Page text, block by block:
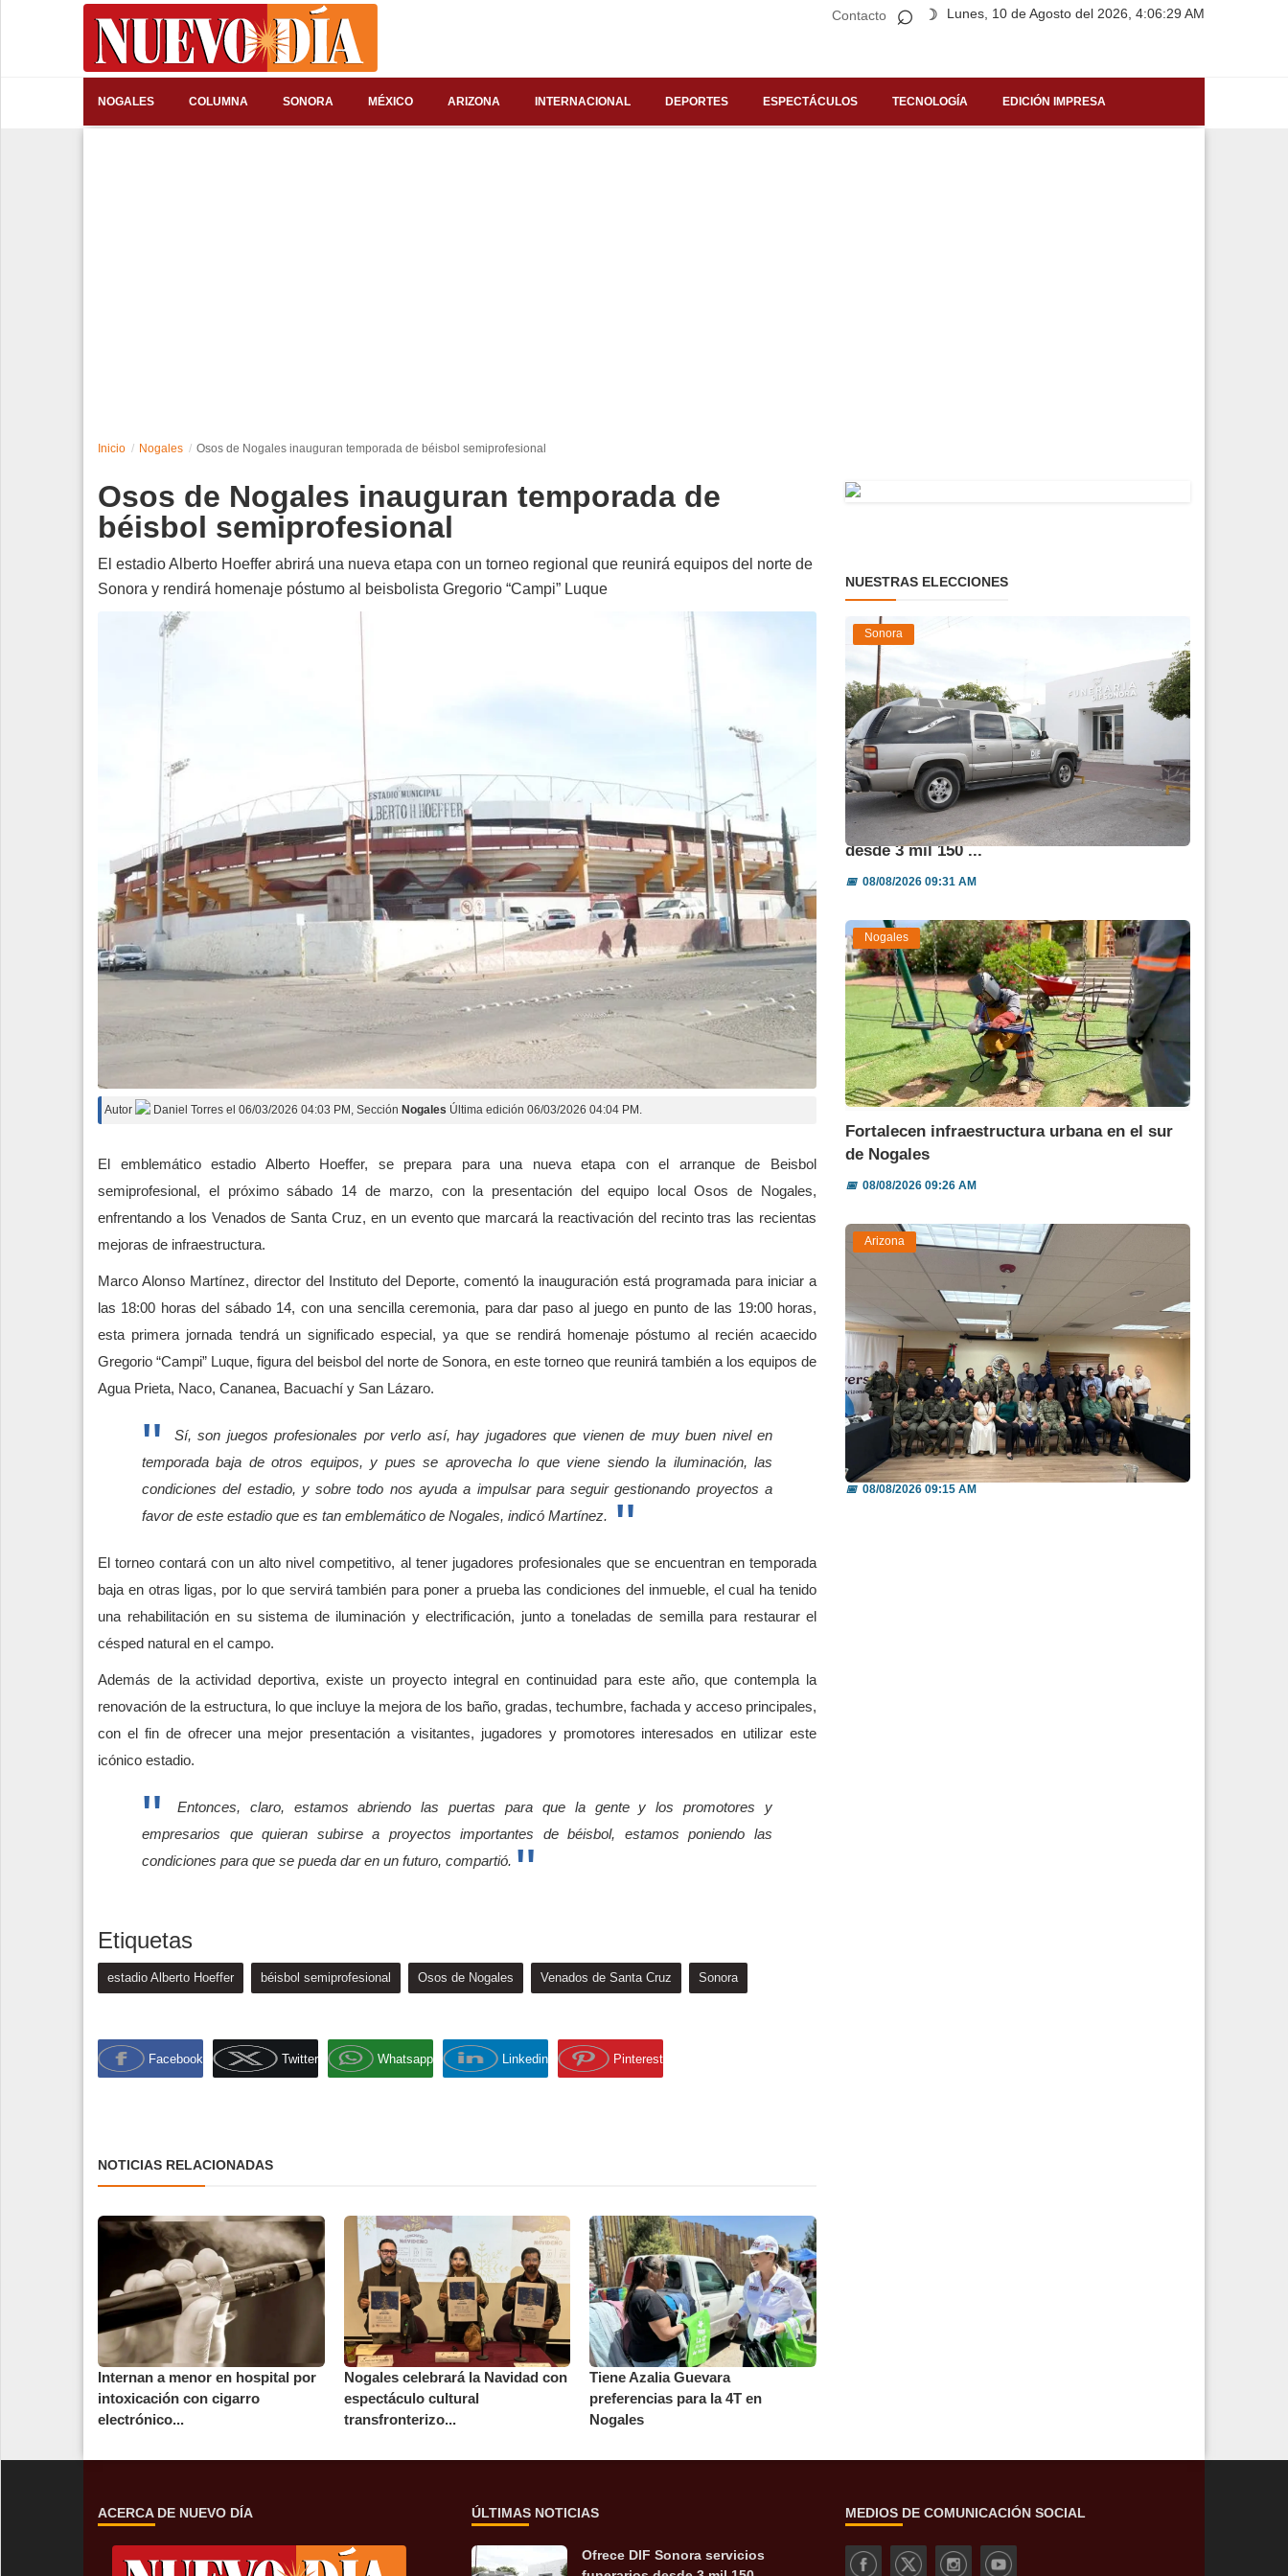
Contacto Lunes, 10 de Agosto del 2026, 4:06:29 AM
⌕ ☽
NOGALES COLUMNA SONORA MÉXICO ARIZONA INTERNACIONAL DEPORTES ESPECTÁCULOS TECNOLOGÍA EDICIÓN IMPRESA
Edición Impresa
Inicio Nogales Osos de Nogales inauguran temporada de béisbol semiprofesional
Osos de Nogales inauguran temporada de
béisbol semiprofesional
El estadio Alberto Hoeffer abrirá una nueva etapa con un torneo regional que reunirá equipos del norte de
Sonora y rendirá homenaje póstumo al beisbolista Gregorio “Campi” Luque
Autor Daniel Torres el 06/03/2026 04:03 PM , Sección Nogales Última edición 06/03/2026 04:04 PM.
El emblemático estadio Alberto Hoeffer, se prepara para una nueva etapa con el arranque de Beisbol
semiprofesional, el próximo sábado 14 de marzo, con la presentación del equipo local Osos de Nogales,
enfrentando a los Venados de Santa Cruz, en un evento que marcará la reactivación del recinto tras las recientas
mejoras de infraestructura.
Marco Alonso Martínez, director del Instituto del Deporte, comentó la inauguración está programada para iniciar a
las 18:00 horas del sábado 14, con una sencilla ceremonia, para dar paso al juego en punto de las 19:00 horas,
esta primera jornada tendrá un significado especial, ya que se rendirá homenaje póstumo al recién acaecido
Gregorio “Campi” Luque, figura del beisbol del norte de Sonora, en este torneo que reunirá también a los equipos de
Agua Prieta, Naco, Cananea, Bacuachí y San Lázaro.
Sí, son juegos profesionales por verlo así, hay jugadores que vienen de muy buen nivel en
temporada baja de otros equipos, y pues se aprovecha lo que viene siendo la iluminación, las
condiciones del estadio, y sobre todo nos ayuda a impulsar para seguir gestionando proyectos a
favor de este estadio que es tan emblemático de Nogales, indicó Martínez.
El torneo contará con un alto nivel competitivo, al tener jugadores profesionales que se encuentran en temporada
baja en otras ligas, por lo que servirá también para poner a prueba las condiciones del inmueble, el cual ha tenido
una rehabilitación en su sistema de iluminación y electrificación, junto a toneladas de semilla para restaurar el
césped natural en el campo.
Además de la actividad deportiva, existe un proyecto integral en continuidad para este año, que contempla la
renovación de la estructura, lo que incluye la mejora de los baño, gradas, techumbre, fachada y acceso principales,
con el fin de ofrecer una mejor presentación a visitantes, jugadores y promotores interesados en utilizar este
icónico estadio.
Entonces, claro, estamos abriendo las puertas para que la gente y los promotores y
empresarios que quieran subirse a proyectos importantes de béisbol, estamos poniendo las
condiciones para que se pueda dar en un futuro, compartió.
Etiquetas
estadio Alberto Hoeffer béisbol semiprofesional Osos de Nogales Venados de Santa Cruz Sonora
Facebook Twitter Whatsapp Linkedin Pinterest
NOTICIAS RELACIONADAS
Internan a menor en hospital por
intoxicación con cigarro
electrónico...
Nogales celebrará la Navidad con
espectáculo cultural
transfronterizo...
Tiene Azalia Guevara
preferencias para la 4T en
Nogales
NUESTRAS ELECCIONES
Sonora
Ofrece DIF Sonora servicios funerarios
desde 3 mil 150 ...
📅08/08/2026 09:31 AM
Nogales
Fortalecen infraestructura urbana en el sur
de Nogales
📅08/08/2026 09:26 AM
Arizona
Refuerzan México y EU intercambio de
información para b...
📅08/08/2026 09:15 AM
ACERCA DE NUEVO DÍA ÚLTIMAS NOTICIAS
Ofrece DIF Sonora servicios
MEDIOS DE COMUNICACIÓN SOCIAL